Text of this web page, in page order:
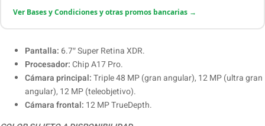
Ver Bases y Condiciones y otras promos bancarias →
Pantalla: 6.7″ Super Retina XDR.
Procesador:Chip A17 Pro.
Cámara principal:Triple 48 MP (gran angular), 12 MP (ultra gran
angular), 12 MP (teleobjetivo).
Cámara frontal: 12 MP TrueDepth.